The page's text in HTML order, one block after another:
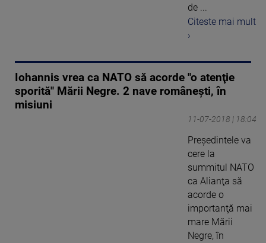
de ...
Citeste mai mult
›
Iohannis vrea ca NATO să acorde "o atenţie
sporită" Mării Negre. 2 nave româneşti, în
misiuni
11-07-2018 | 18:04
Preşedintele va
cere la
summitul NATO
ca Alianţa să
acorde o
importanţă mai
mare Mării
Negre, în